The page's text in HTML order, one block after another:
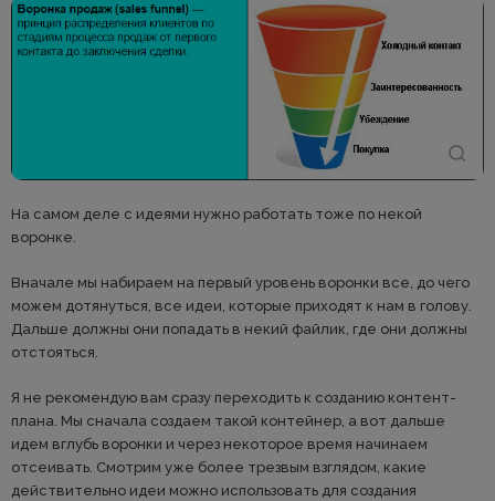
На самом деле с идеями нужно работать тоже по некой
воронке.
Вначале мы набираем на первый уровень воронки все, до чего
можем дотянуться, все идеи, которые приходят к нам в голову.
Дальше должны они попадать в некий файлик, где они должны
отстояться.
Я не рекомендую вам сразу переходить к созданию контент-
плана. Мы сначала создаем такой контейнер, а вот дальше
идем вглубь воронки и через некоторое время начинаем
отсеивать. Смотрим уже более трезвым взглядом, какие
действительно идеи можно использовать для создания